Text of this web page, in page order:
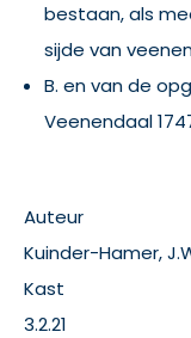
bestaan, als
sijde van
B. en van de
Veenendaal
Auteur
Kuinder-Hamer,
Kast
3.2.21